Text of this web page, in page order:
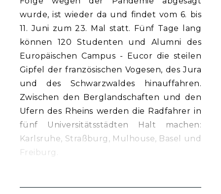
wurde, ist wieder da und findet vom 6. bis
11. Juni zum 23. Mal statt. Fünf Tage lang
können 120 Studenten und Alumni des
Europäischen Campus - Eucor die steilen
Gipfel der französischen Vogesen, des Jura
und des Schwarzwaldes hinauffahren.
Zwischen den Berglandschaften und den
Ufern des Rheins werden die Radfahrer in
fünf Universitätsstädten Halt machen:
Karlsruhe, Straßburg, Mulhouse, Basel und
Freiburg.